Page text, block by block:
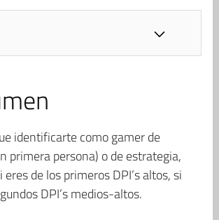
identificarte como gamer de
primera persona) o de estrategia,
de los primeros DPI’s altos, si
DPI’s medios-altos.